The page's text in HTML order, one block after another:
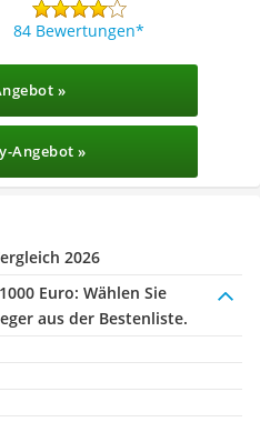
84 Bewertungen
»
Angebot »
2026
Euro: Wählen Sie
aus der Bestenliste.